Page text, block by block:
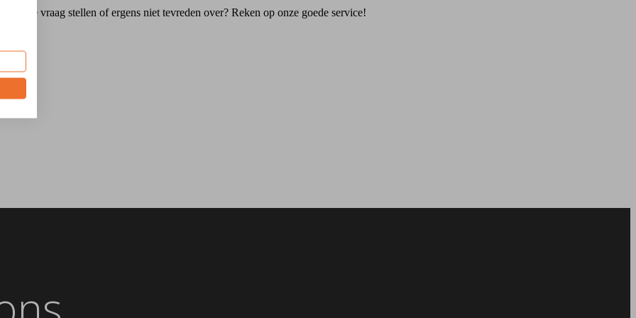
je vraag stellen of ergens niet tevreden over? Reken op onze goede service!